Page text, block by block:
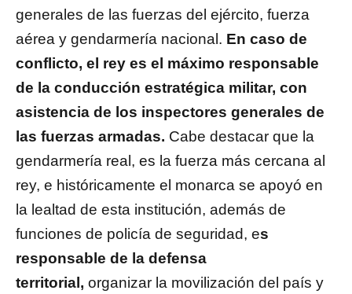
generales de las fuerzas del ejército, fuerza
aérea y gendarmería nacional. En caso de
conflicto, el rey es el máximo responsable
de la conducción estratégica militar, con
asistencia de los inspectores generales de
las fuerzas armadas. Cabe destacar que la
gendarmería real, es la fuerza más cercana al
rey, e históricamente el monarca se apoyó en
la lealtad de esta institución, además de
funciones de policía de seguridad, es
responsable de la defensa
territorial, organizar la movilización del país y